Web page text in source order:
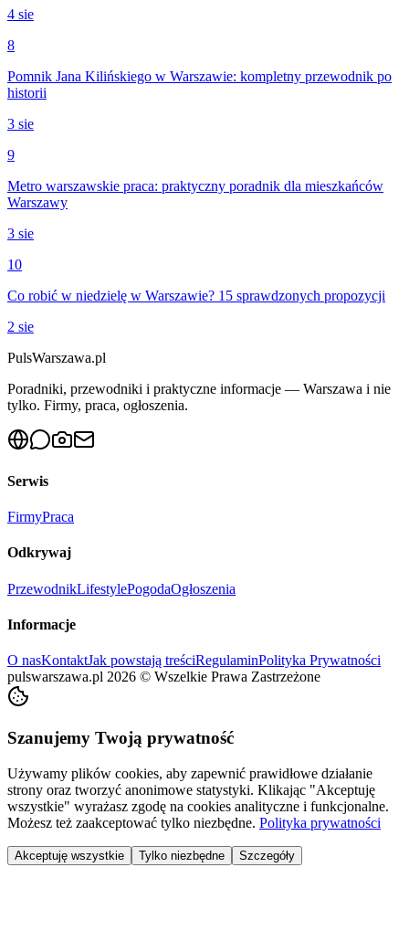
4 sie
8
Pomnik Jana Kilińskiego w Warszawie: kompletny przewodnik po
historii
3 sie
9
Metro warszawskie praca: praktyczny poradnik dla mieszkańców
Warszawy
3 sie
10
Co robić w niedzielę w Warszawie? 15 sprawdzonych propozycji
2 sie
PulsWarszawa.pl
Poradniki, przewodniki i praktyczne informacje — Warszawa i nie
tylko. Firmy, praca, ogłoszenia.
Serwis
FirmyPraca
Odkrywaj
PrzewodnikLifestylePogodaOgłoszenia
Informacje
O nasKontaktJak powstają treściRegulaminPolityka Prywatności
pulswarszawa.pl 2026 © Wszelkie Prawa Zastrzeżone
Szanujemy Twoją prywatność
Używamy plików cookies, aby zapewnić prawidłowe działanie
strony oraz tworzyć anonimowe statystyki. Klikając "Akceptuję
wszystkie" wyrażasz zgodę na cookies analityczne i funkcjonalne.
Możesz też zaakceptować tylko niezbędne. Polityka prywatności
Akceptuję wszystkie Tylko niezbędne Szczegóły